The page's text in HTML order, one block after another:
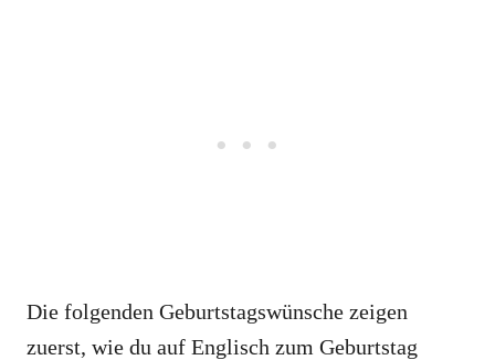
Die folgenden Geburtstagswünsche zeigen
zuerst, wie du auf Englisch zum Geburtstag